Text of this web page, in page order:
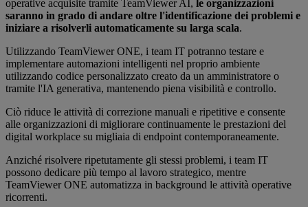
operative acquisite tramite TeamViewer AI, le organizzazioni
saranno in grado di andare oltre l'identificazione dei problemi e
iniziare a risolverli automaticamente su larga scala.
Utilizzando TeamViewer ONE, i team IT potranno testare e
implementare automazioni intelligenti nel proprio ambiente
utilizzando codice personalizzato creato da un amministratore o
tramite l'IA generativa, mantenendo piena visibilità e controllo.
Ciò riduce le attività di correzione manuali e ripetitive e consente
alle organizzazioni di migliorare continuamente le prestazioni del
digital workplace su migliaia di endpoint contemporaneamente.
Anziché risolvere ripetutamente gli stessi problemi, i team IT
possono dedicare più tempo al lavoro strategico, mentre
TeamViewer ONE automatizza in background le attività operative
ricorrenti.